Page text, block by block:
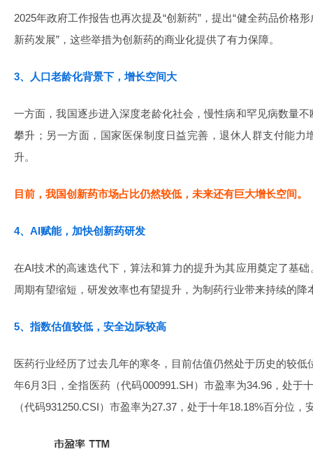
2025年政府工作报告也再次提及“创新药”，提出“健全药品价格
新药发展”，这些举措为创新药的商业化提供了有力保障。
3、人口老龄化背景下，增长空间大
一方面，我国逐步进入深度老龄化社会，慢性病和罕见病数量
攀升；另一方面，国家医保制度日益完善，退休人群支付能力
升。
目前，我国创新药市场占比仍然较低，未来还有巨大增长空间。
4、AI赋能，加快创新药研发
在AI技术的高速迭代下，算法和算力的提升为其应用奠定了基
周期有望缩短，研发效率也有望提升，为制药行业带来持续的降
5、指数估值较低，安全边际较高
医药行业经历了过去几年的寒冬，目前估值仍然处于历史的较低
年6月3日，全指医药（代码000991.SH）市盈率为34.96，处于
（代码931250.CSI）市盈率为27.37，处于十年18.18%百分位，